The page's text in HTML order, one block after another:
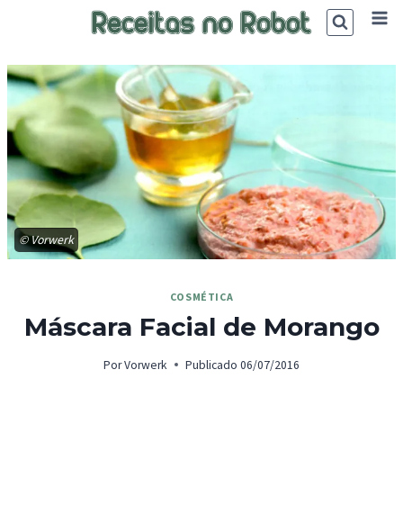
© Vorwerk
COSMÉTICA
Máscara Facial de Morango
PorVorwerk Publicado 06/07/2016